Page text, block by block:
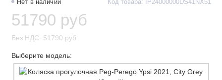
Нет в наличии Код товара: IP24000000DS41NX51
51790 руб
Без НДС: 51790 руб
Выберите модель: